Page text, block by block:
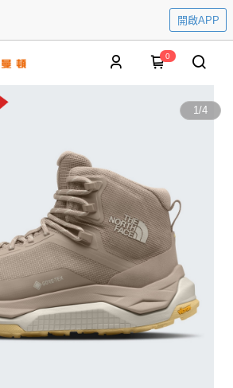
開啟APP
0
1/4